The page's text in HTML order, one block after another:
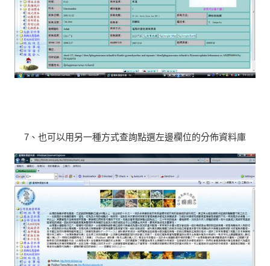
7、也可以用另一種方式查詢點選左邊欄位的分佈資料庫